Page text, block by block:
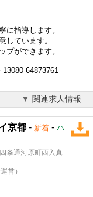
指導します。
ています。
ができます。
64873761
関連求人情報
京都 - 新着 - ハ
条通河原町西入真
営）